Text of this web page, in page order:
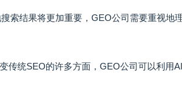
索结果将更加重要，GEO公司需要重视地
传统SEO的许多方面，GEO公司可以利用